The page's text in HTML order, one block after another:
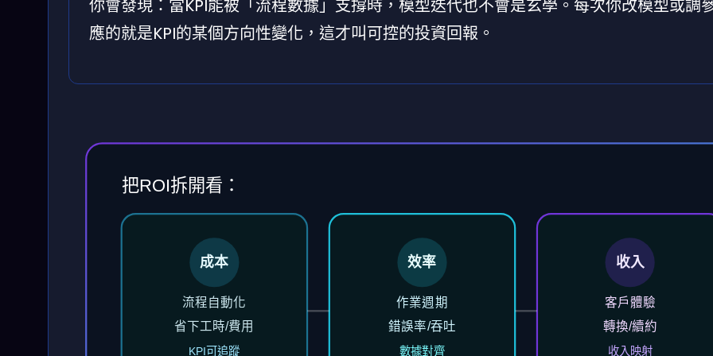
你會發現：當KPI能被「流程數據」支撐時，模型迭代也不會是玄學。每次你改模型或調
應的就是KPI的某個方向性變化，這才叫可控的投資回報。
把ROI拆開看：
成本
流程自動化
省下工時/費用
KPI可追蹤
效率
作業週期
錯誤率/吞吐
數據對齊
收入
客戶體驗
轉換/續約
收入映射